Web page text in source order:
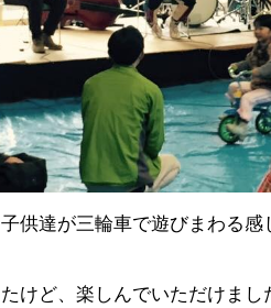
供達が三輪車で遊びまわる
けど、楽しんでいただけまし